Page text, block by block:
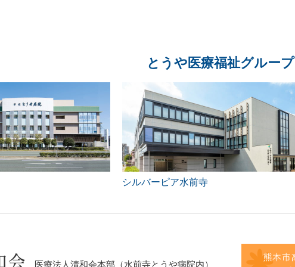
とうや医療福祉グループ
シルバーピア水前寺
医療法人清和会本部（水前寺とうや病院内）